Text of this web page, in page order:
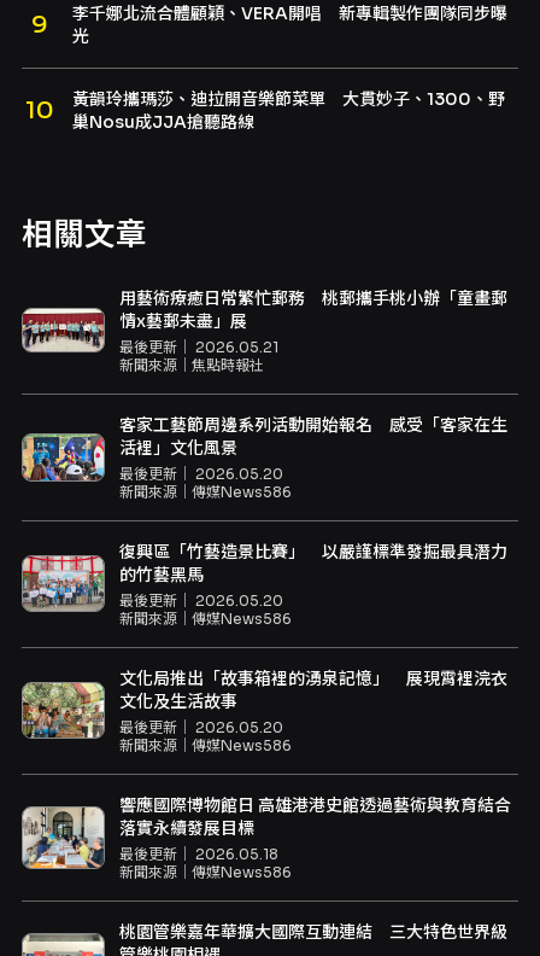
李千娜北流合體顧穎、VERA開唱 新專輯製作團隊同步曝
光
黃韻玲攜瑪莎、迪拉開音樂節菜單 大貫妙子、1300、野
巢Nosu成JJA搶聽路線
相關文章
用藝術療癒日常繁忙郵務 桃郵攜手桃小辦「童畫郵
情x藝郵未盡」展
最後更新｜ 2026.05.21
新聞來源｜ 焦點時報社
客家工藝節周邊系列活動開始報名 感受「客家在生
活裡」文化風景
最後更新｜ 2026.05.20
新聞來源｜ 傳媒News586
復興區「竹藝造景比賽」 以嚴謹標準發掘最具潛力
的竹藝黑馬
最後更新｜ 2026.05.20
新聞來源｜ 傳媒News586
文化局推出「故事箱裡的湧泉記憶」 展現霄裡浣衣
文化及生活故事
最後更新｜ 2026.05.20
新聞來源｜ 傳媒News586
響應國際博物館日 高雄港港史館透過藝術與教育結合
落實永續發展目標
最後更新｜ 2026.05.18
新聞來源｜ 傳媒News586
桃園管樂嘉年華擴大國際互動連結 三大特色世界級